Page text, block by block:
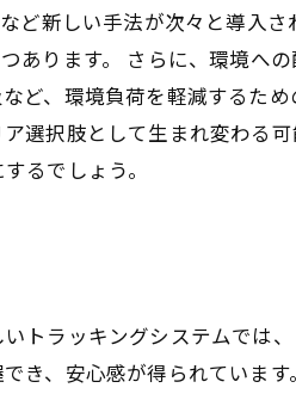
ど新しい手法が次々と導入さ
あります。 さらに、環境へ
ど、環境負荷を軽減するた
選択肢として生まれ変わる
るでしょう。
トラッキングシステムでは
き、安心感が得られていま